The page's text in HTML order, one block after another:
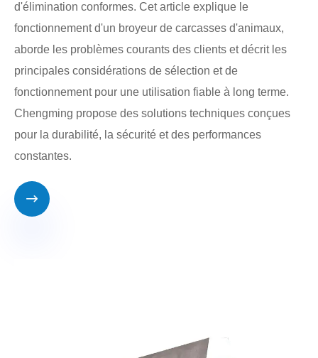
d'élimination conformes. Cet article explique le
fonctionnement d'un broyeur de carcasses d'animaux,
aborde les problèmes courants des clients et décrit les
principales considérations de sélection et de
fonctionnement pour une utilisation fiable à long terme.
Chengming propose des solutions techniques conçues
pour la durabilité, la sécurité et des performances
constantes.
